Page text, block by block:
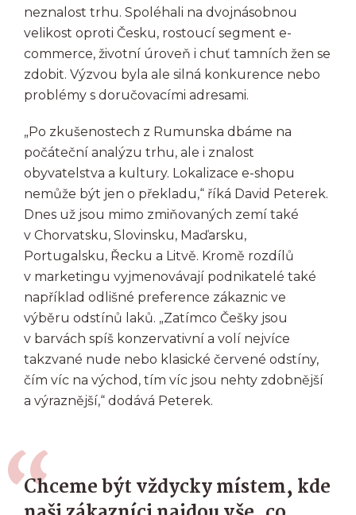
neznalost trhu. Spoléhali na dvojnásobnou
velikost oproti Česku, rostoucí segment e-
commerce, životní úroveň i chuť tamních žen se
zdobit. Výzvou byla ale silná konkurence nebo
problémy s doručovacími adresami.
„Po zkušenostech z Rumunska dbáme na
počáteční analýzu trhu, ale i znalost
obyvatelstva a kultury. Lokalizace e-shopu
nemůže být jen o překladu,“ říká David Peterek.
Dnes už jsou mimo zmiňovaných zemí také
v Chorvatsku, Slovinsku, Maďarsku,
Portugalsku, Řecku a Litvě. Kromě rozdílů
v marketingu vyjmenovávají podnikatelé také
například odlišné preference zákaznic ve
výběru odstínů laků. „Zatímco Češky jsou
v barvách spíš konzervativní a volí nejvíce
takzvané nude nebo klasické červené odstíny,
čím víc na východ, tím víc jsou nehty zdobnější
a výraznější,“ dodává Peterek.
Chceme být vždycky místem, kde